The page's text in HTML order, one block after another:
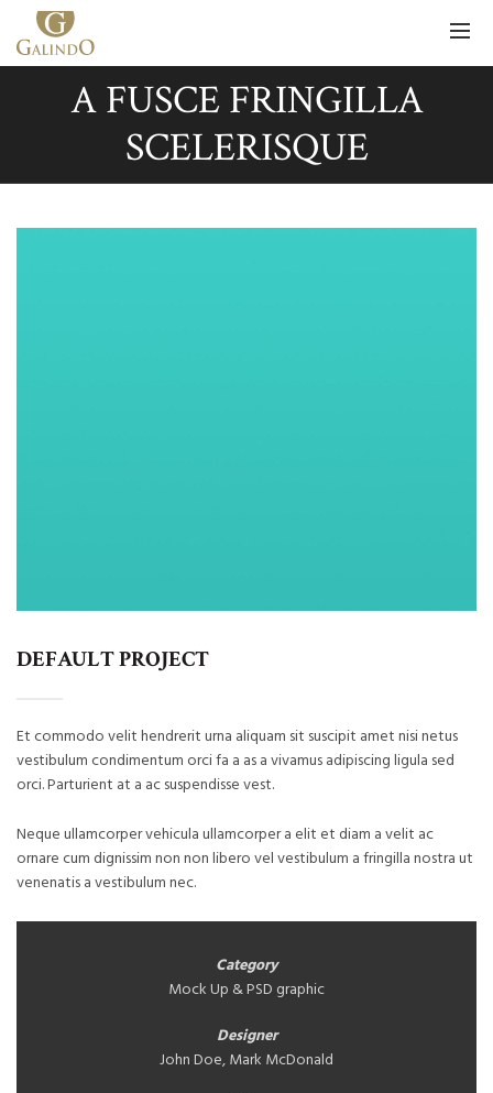
A FUSCE FRINGILLA
SCELERISQUE
DEFAULT PROJECT
Et commodo velit hendrerit urna aliquam sit suscipit amet nisi netus
vestibulum condimentum orci fa a as a vivamus adipiscing ligula sed
orci. Parturient at a ac suspendisse vest.
Neque ullamcorper vehicula ullamcorper a elit et diam a velit ac
ornare cum dignissim non non libero vel vestibulum a fringilla nostra ut
venenatis a vestibulum nec.
Category
Mock Up & PSD graphic
Designer
John Doe, Mark McDonald